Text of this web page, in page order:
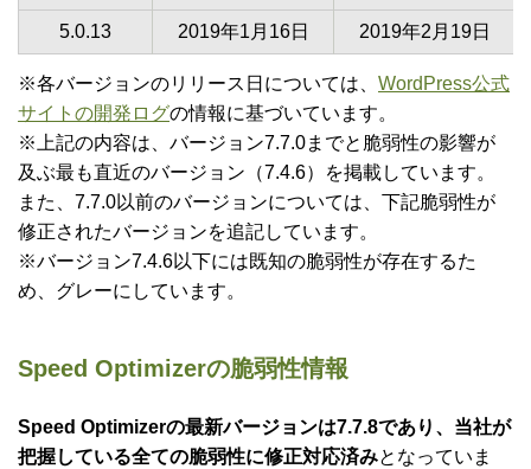
5.0.13 2019年1月16日 2019年2月19日
※各バージョンのリリース日については、 WordPress公式
サイトの開発ログの情報に基づいています。
※上記の内容は、バージョン7.7.0までと脆弱性の影響が
及ぶ最も直近のバージョン（7.4.6）を掲載しています。
また、7.7.0以前のバージョンについては、下記脆弱性が
修正されたバージョンを追記しています。
※バージョン7.4.6以下には既知の脆弱性が存在するた
め、グレーにしています。
Speed Optimizerの脆弱性情報
Speed Optimizerの最新バージョンは7.7.8であり、当社が
把握している全ての脆弱性に修正対応済みとなっていま